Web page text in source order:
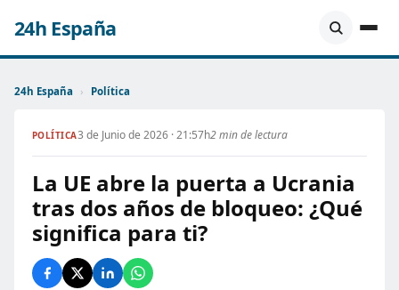
24h España
24h España › Política
POLÍTICA3 de Junio de 2026 · 21:57h2 min de lectura
La UE abre la puerta a Ucrania
tras dos años de bloqueo: ¿Qué
significa para ti?